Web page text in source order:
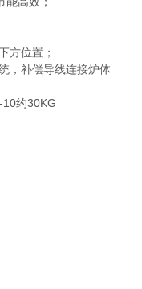
方位置；
，补偿导线连接炉体
约30KG